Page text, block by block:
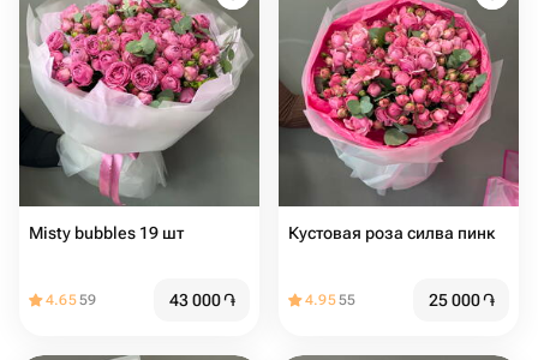
Misty bubbles 19 шт
4.6559 43 000֏
Кустовая роза силва пинк
4.9555 25 000֏